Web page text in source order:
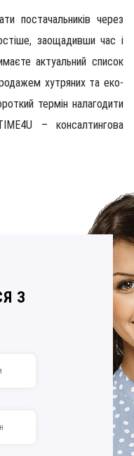
постачальників через
заощадивши час і
актуальний список
хутряних та еко-
термін налагодити
– консалтингова
З